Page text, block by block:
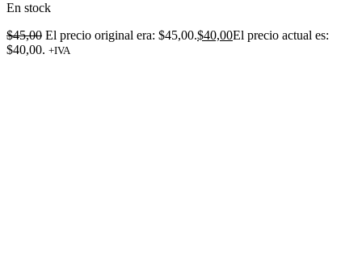
En stock
$45,00 El precio original era: $45,00.$40,00El precio actual es:
$40,00. +IVA